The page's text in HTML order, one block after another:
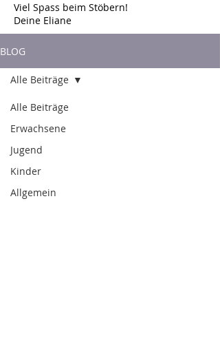
Viel Spass beim Stöbern!
Deine Eliane
BLOG
Alle Beiträge
Erwachsene
Jugend
Kinder
Allgemein
Alle Beiträge